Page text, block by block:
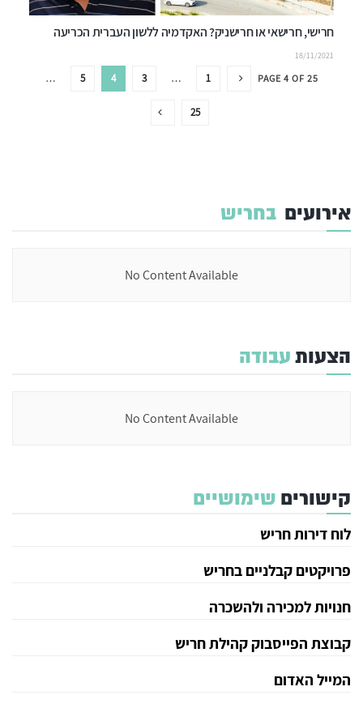
חרישי, חרישאי או חרישניק? האקדמיה ללשון העברית הכריעה
18/11/2021
PAGE 4 OF 25
1
…
3
4
5
…
25
אירועים בחריש
No Content Available
הצעותעבודה
No Content Available
קישורים שימושיים
לוח דירות חריש
פרויקטים קבלניים בחריש
חנויות למכירה ולהשכרה
קבוצת הפייסבוק קהילת חריש
המייל האדום